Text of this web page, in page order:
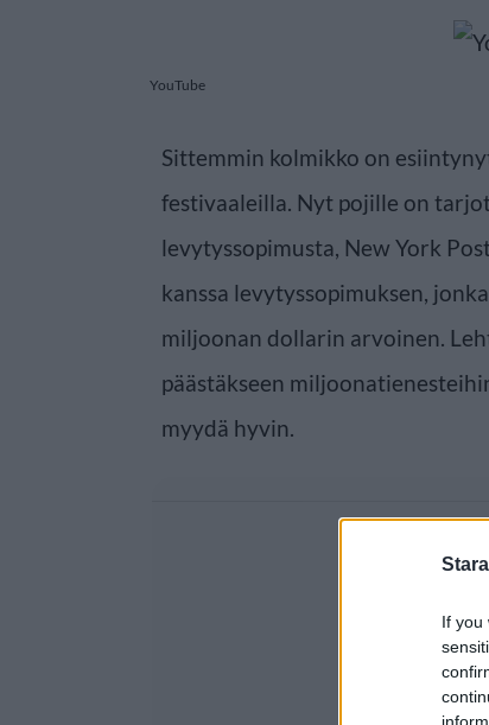
If you
YouTube
Sittemmin kolmikko on
festivaaleilla. Nyt pojille on
levytyssopimusta, New York
kanssa levytyssopimuksen,
miljoonan dollarin arvoinen.
päästäkseen
myydä hyvin.